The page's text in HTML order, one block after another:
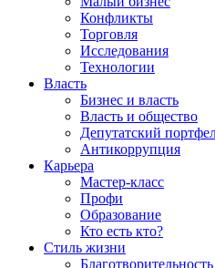
Конфликты
Торговля
Исследования
Технологии
Власть
Бизнес и власть
Власть и общество
Депутатский
Антикоррупция
Карьера
Мастер-класс
Профи
Образование
Кто есть кто?
Стиль жизни
Благотворительность